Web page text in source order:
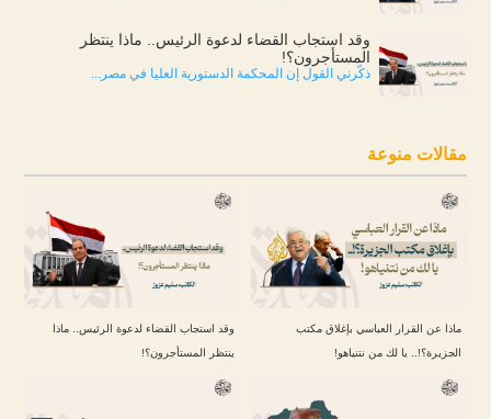
وقد استجاب القضاء لدعوة الرئيس.. ماذا ينتظر
المستأجرون؟!
ذكّرني القول إن المحكمة الدستورية العليا في مصر...
مقالات منوعة
ماذا عن القرار العباسي بإغلاق مكتب
الجزيرة؟!.. يا لك من نتنياهو!
وقد استجاب القضاء لدعوة الرئيس.. ماذا
ينتظر المستأجرون؟!